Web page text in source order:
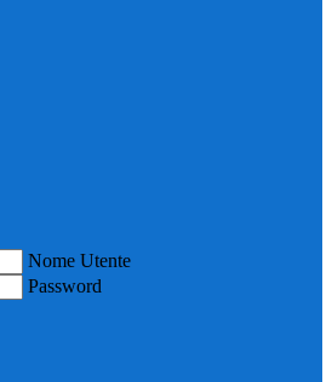
Nome Utente
Password